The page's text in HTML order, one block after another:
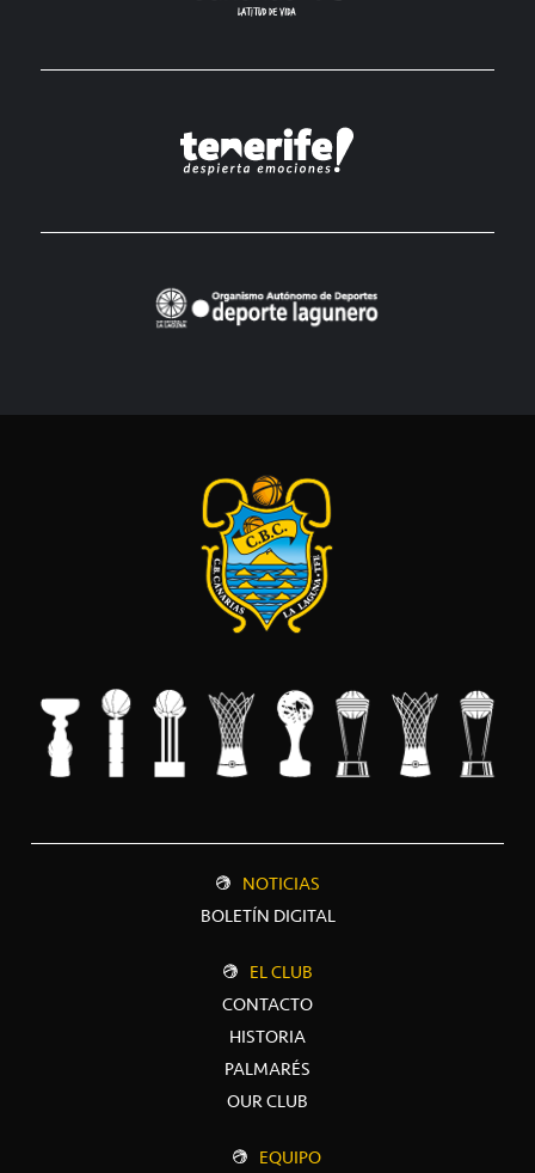
NOTICIAS
BOLETÍN DIGITAL
EL CLUB
CONTACTO
HISTORIA
PALMARÉS
OUR CLUB
EQUIPO